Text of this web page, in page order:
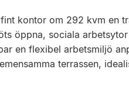
kontor om 292 kvm en
öppna, sociala
en flexibel arbetsmiljö
terrassen,